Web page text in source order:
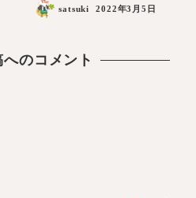
satsuki 2022年3月5日
のコメント